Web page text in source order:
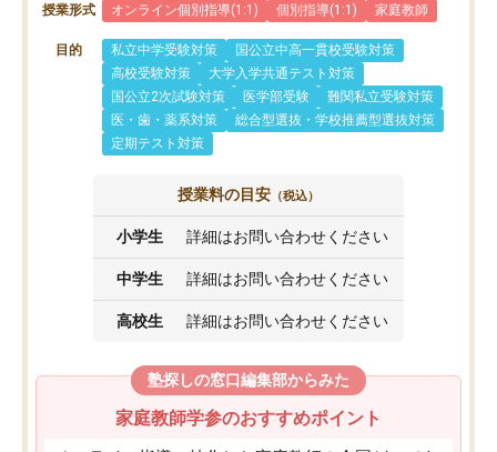
授業形式 オンライン個別指導(1:1) 個別指導(1:1) 家庭教師
目的 私立中学受験対策
国公立中高一貫校受験対策
高校受験対策
大学入学共通テスト対策
国公立2次試験対策
医学部受験
難関私立受験対策
医・歯・薬系対策
総合型選抜・学校推薦型選抜対策
定期テスト対策
授業料の目安 （税込）
小学生 詳細はお問い合わせください
中学生 詳細はお問い合わせください
高校生 詳細はお問い合わせください
塾探しの窓口編集部からみた
家庭教師学参のおすすめポイント